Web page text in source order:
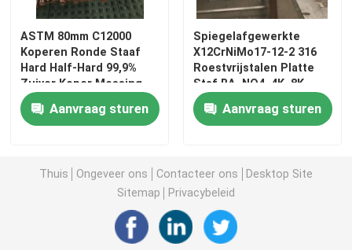
ASTM 80mm C12000
Koperen Ronde Staaf
Hard Half-Hard 99,9%
Zuiver Koper Messing
Staaf Voor Hoge
Luchtdichtheid Of
Aanvraag sturen
Spiegelafgewerkte
X12CrNiMo17-12-2 316
Roestvrijstalen Platte
Staf BA, NO4, 4K, 8K
Oppervlak Hoge Sterkte
Aanvraag sturen
Thuis Ongeveer ons Contacteer ons
Desktop Site
Sitemap
Privacybeleid